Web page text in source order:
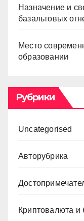
Назначение и
базальтовых
Место
образовании
Рубрики
Uncategorised
Авторубрика
Криптовалюта и